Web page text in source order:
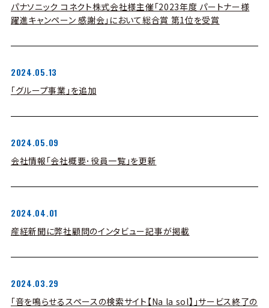
パナソニック コネクト株式会社様主催「2023年度 パートナー様
躍進キャンペーン 感謝会」において総合賞 第1位を受賞
2024.05.13
「グループ事業」を追加
2024.05.09
会社情報「会社概要･役員一覧」を更新
2024.04.01
産経新聞に弊社顧問のインタビュー記事が掲載
2024.03.29
「音を鳴らせるスペースの検索サイト【Na la sol】」サービス終了の